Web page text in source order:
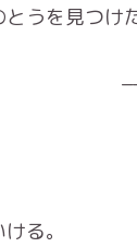
うを見つけた
る。